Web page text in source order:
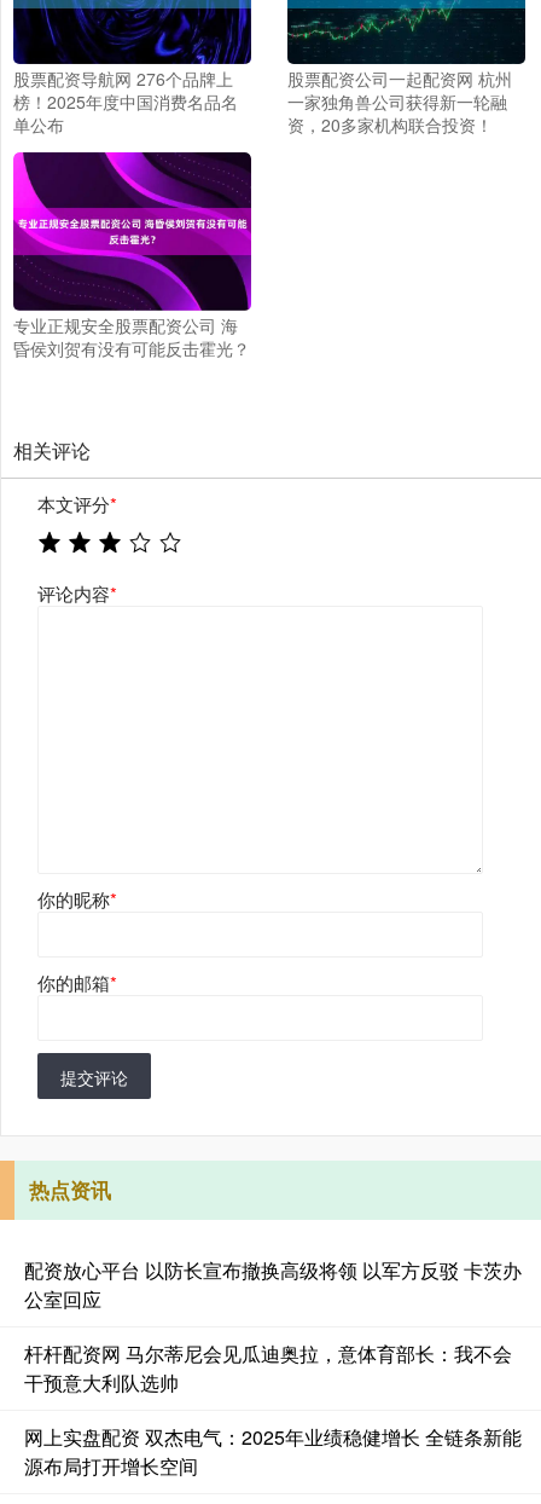
股票配资导航网 276个品牌上
榜！2025年度中国消费名品名
单公布
股票配资公司一起配资网 杭州
一家独角兽公司获得新一轮融
资，20多家机构联合投资！
专业正规安全股票配资公司 海
昏侯刘贺有没有可能反击霍光？
相关评论
本文评分*
评论内容*
你的昵称*
你的邮箱*
提交评论
热点资讯
配资放心平台 以防长宣布撤换高级将领 以军方反驳 卡茨办
公室回应
杆杆配资网 马尔蒂尼会见瓜迪奥拉，意体育部长：我不会
干预意大利队选帅
网上实盘配资 双杰电气：2025年业绩稳健增长 全链条新能
源布局打开增长空间